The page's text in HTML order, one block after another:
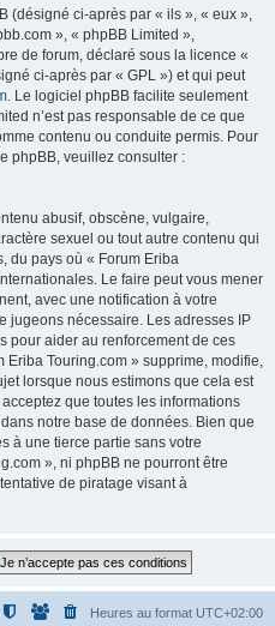
(désigné ci-après par « ils », « eux »,
», « phpBB Limited »,
de forum, déclaré sous la licence «
ci-après par « GPL ») et qui peut
. Le logiciel phpBB facilite seulement
n’est pas responsable de ce que
contenu ou conduite permis. Pour
phpBB, veuillez consulter :
abusif, obscène, vulgaire,
sexuel ou tout autre contenu qui
du pays où « Forum Eriba
Le faire peut vous mener
avec une notification à votre
jugeons nécessaire. Les adresses IP
pour aider au renforcement de ces
Eriba Touring.com » supprime, modifie,
lorsque nous estimons que cela est
que toutes les informations
notre base de données. Bien que
à une tierce partie sans votre
», ni phpBB ne pourront être
de piratage visant à
Heures au format UTC+02:00